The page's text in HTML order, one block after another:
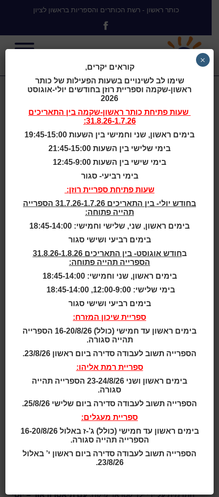
כותר ראשון - רשת הכותרים והספריות בראשון לציון
בגדי המלך
החדשים
בגדי המלך החדשים
גילאי 2 - 5
גילאי 3 - 6
גילאי 3 - 7
גילאי 4 - 7
גילאי 4 - 8
תאריך ושעה:
אל הממלכה מגיעים זוג רמאים המכריזים על יכולתם לתפור
בגדים מבדים אותם מסוגלים לראות אנשים חכמים בלבד.
התרמית על ידי ילד קטן אך פיקח.עם תיאטרון אור – יוסי
קוראים יקרים,
שימו לב לשינויים בשעות הפעילות של כותר
ראשון-שקמה וספריית רוזן בחודשים יולי-אוגוסט
2026
שעות פתיחת כותר ראשון-שקמה בין התאריכים
31.8.26-1.7.26:
בימים ראשון, שני וחמישי בין השעות 19:45-15:00
בימי שלישי בין השעות 21:45-15:00
בימי שישי בין השעות 12:45-9:00
בימי רביעי- סגור
שעות פתיחת ספריית רוזן:
בחודש יולי- בין התאריכים 31.7.26-1.7.26 הספרייה
תהייה פתוחה:
בימים ראשון, שני, שלישי וחמישי: 18:45-14:00
בימים רביעי ושישי סגור
ב
חודש אוגוסט- בין התאריכים 31.8.26-1.8.26
הספרייה תהייה פתוחה:
בימים ראשון, שני וחמישי: 18:45-14:00
בימי שלישי: 12:00-9:00, 18:45-14:00
בימים רביעי ושישי סגור
ספריית שיכון המזרח:
בימים ראשון עד חמישי (כולל) 16-20/8/26 הספרייה
תהייה סגורה.
הספרייה תשוב לעבודה סדירה ביום ראשון 23/8/26.
ספריית רמת אליהו:
בימים ראשון ושני 23-24/8/26 הספרייה תהייה
סגורה.
הספרייה תשוב לעבודה סדירה ביום שלישי 25/8/26.
ספריית מעגלים:
בימים ראשון עד חמישי (כולל) ג’-ז באלול 16-20/8/26
הספרייה תהייה סגורה.
הספרייה תשוב לעבודה סדירה ביום ראשון י’ באלול
23/8/26.
×